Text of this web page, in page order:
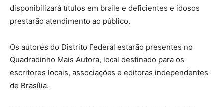
disponibilizará títulos em braile e deficientes e idosos
prestarão atendimento ao público.
Os autores do Distrito Federal estarão presentes no
Quadradinho Mais Autora, local destinado para os
escritores locais, associações e editoras independentes
de Brasília.